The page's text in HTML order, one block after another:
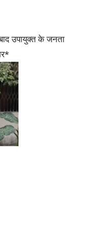
उपायुक्त के जनता